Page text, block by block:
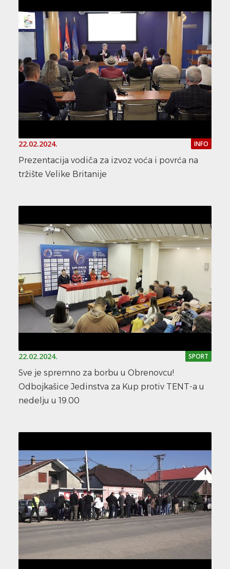
22.02.2024. INFO
Prezentacija vodiča za izvoz voća i povrća na
tržište Velike Britanije
22.02.2024. SPORT
Sve je spremno za borbu u Obrenovcu!
Odbojkašice Jedinstva za Kup protiv TENT-a u
nedelju u 19.00